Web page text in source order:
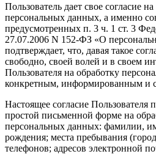
Пользователь дает свое согласие
персональных данных, а именно
предусмотренных п. 3 ч. 1 ст. 3
27.07.2006 N 152-ФЗ «О
подтверждает, что, давая такое
свободно, своей волей и в своем
Пользователя на обработку
конкретным, информированным и
Настоящее согласие Пользователя
простой письменной форме на
персональных данных: фамилии,
рождения; места пребывания
телефонов; адресов электронной